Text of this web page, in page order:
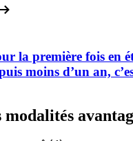
la première fois en
moins d’un an,